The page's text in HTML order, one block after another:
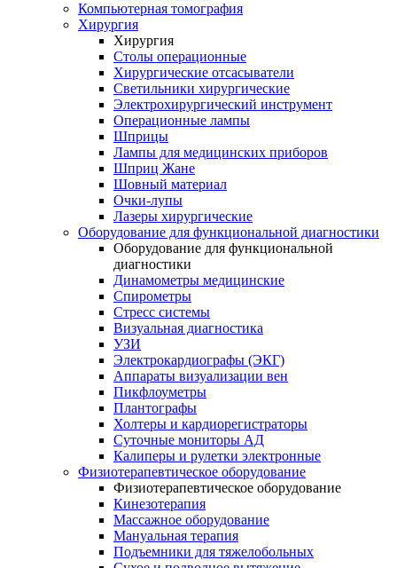
Компьютерная томография
Хирургия
Хирургия
Столы операционные
Хирургические отсасыватели
Светильники хирургические
Электрохирургический инструмент
Операционные лампы
Шприцы
Лампы для медицинских приборов
Шприц Жане
Шовный материал
Очки-лупы
Лазеры хирургические
Оборудование для функциональной диагностики
Оборудование для функциональной
диагностики
Динамометры медицинские
Спирометры
Стресс системы
Визуальная диагностика
УЗИ
Электрокардиографы (ЭКГ)
Аппараты визуализации вен
Пикфлоуметры
Плантографы
Холтеры и кардиорегистраторы
Суточные мониторы АД
Калиперы и рулетки электронные
Физиотерапевтическое оборудование
Физиотерапевтическое оборудование
Кинезотерапия
Массажное оборудование
Мануальная терапия
Подъемники для тяжелобольных